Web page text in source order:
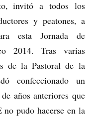
invitó a todos los
y peatones, a
esta Jornada de
2014. Tras varias
de la Pastoral de la
confeccionado un
años anteriores que
pudo hacerse en la